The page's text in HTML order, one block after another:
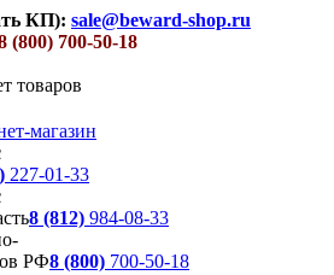
КП): sale@beward-shop.ru
(800) 700-50-18
товаров
магазин
227-01-33
8 (812) 984-08-33
РФ8 (800) 700-50-18